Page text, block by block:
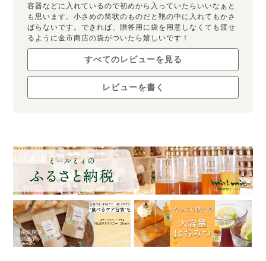
容器などに入れているので初めから入っていたらいいなぁと
も思います。小さめの筒状のものだと鞄の中に入れてもかさ
ばらないです。できれば、贈答用に袋を用意しなくても渡せ
るように金市商店の袋がついたら嬉しいです！
すべてのレビューを見る
レビューを書く